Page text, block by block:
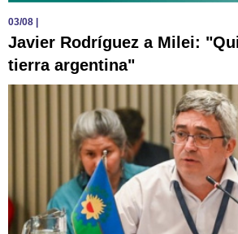
03/08
Javier Rodríguez a Milei:
tierra argentina"